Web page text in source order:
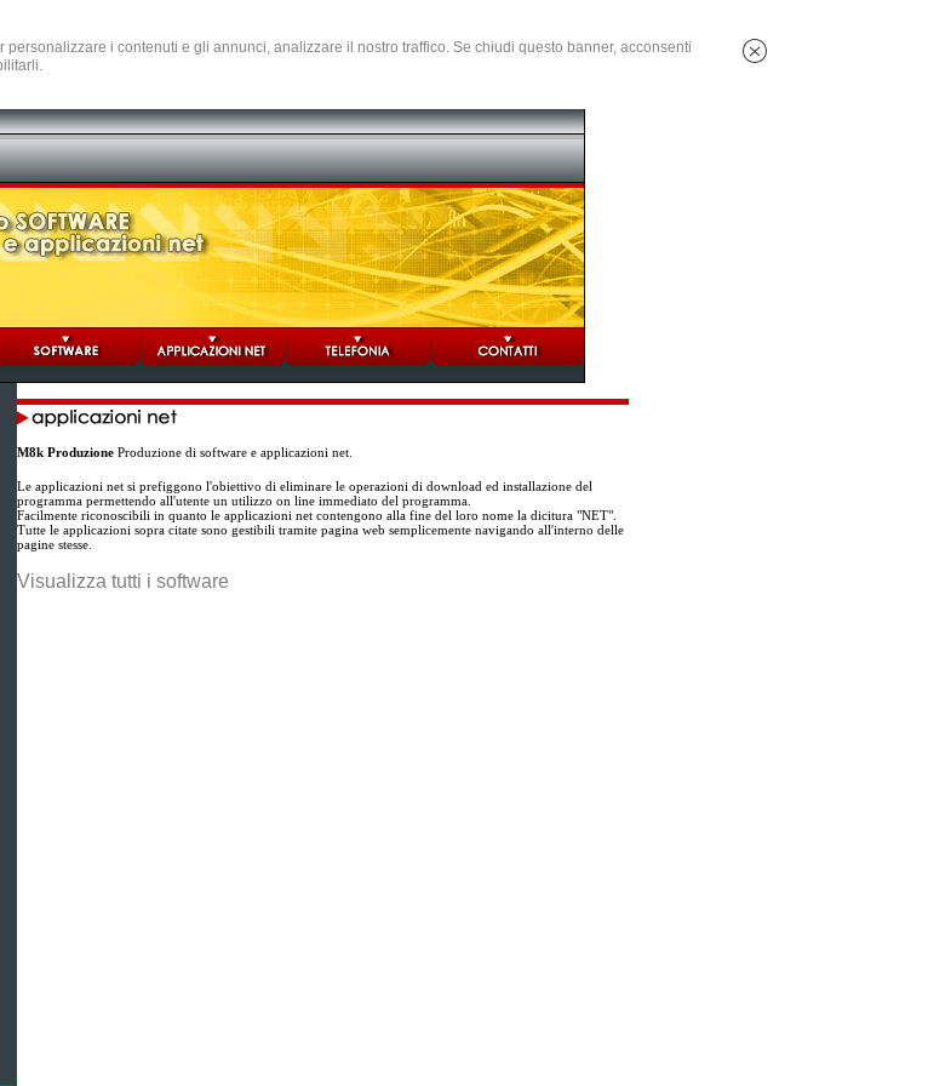
i contenuti e gli annunci, analizzare il nostro traffico. Se chiudi questo banner, acconsenti
M8k ProduzioneProduzione di software e applicazioni net.
Le applicazioni net si prefiggono l'obiettivo di eliminare le operazioni di download ed installazione del
programma permettendo all'utente un utilizzo on line immediato del programma.
Facilmente riconoscibili in quanto le applicazioni net contengono alla fine del loro nome la dicitura "NET".
Tutte le applicazioni sopra citate sono gestibili tramite pagina web semplicemente navigando all'interno delle
pagine stesse.
Visualizza tutti i software